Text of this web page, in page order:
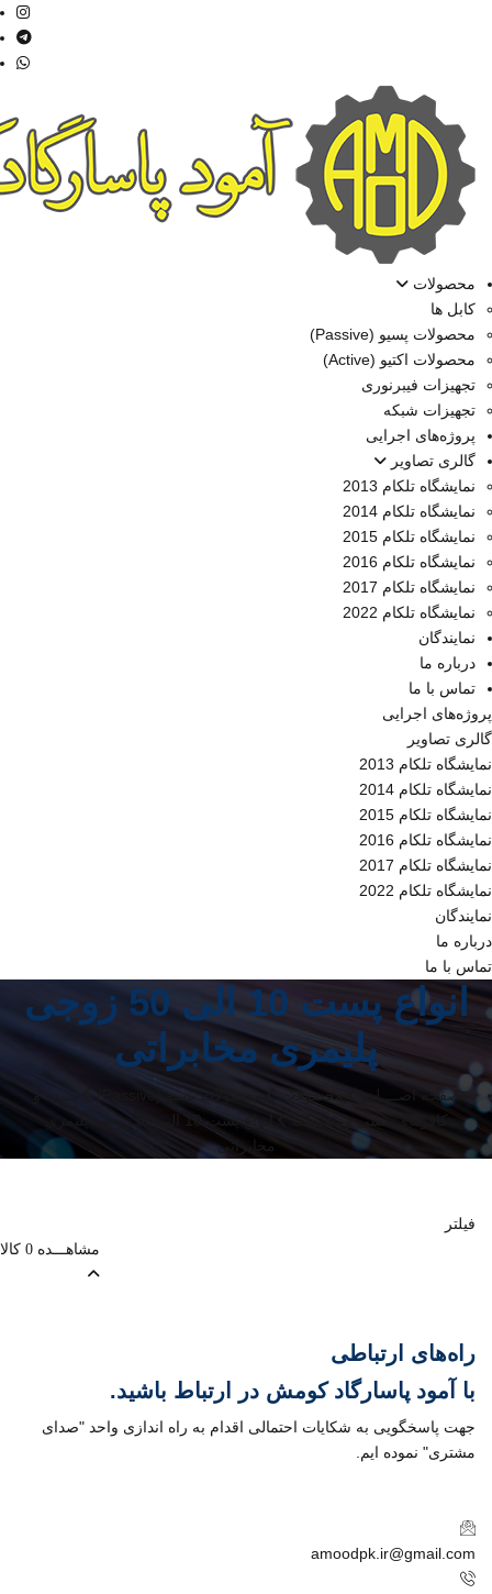
محصولات
کابل ها
محصولات پسیو (Passive)
محصولات اکتیو (Active)
تجهیزات فیبرنوری
تجهیزات شبکه
پروژه‌های اجرایی
گالری تصاویر
نمایشگاه تلکام 2013
نمایشگاه تلکام 2014
نمایشگاه تلکام 2015
نمایشگاه تلکام 2016
نمایشگاه تلکام 2017
نمایشگاه تلکام 2022
نمایندگان
درباره ما
تماس با ما
پروژه‌های اجرایی
گالری تصاویر
نمایشگاه تلکام 2013
نمایشگاه تلکام 2014
نمایشگاه تلکام 2015
نمایشگاه تلکام 2016
نمایشگاه تلکام 2017
نمایشگاه تلکام 2022
نمایندگان
درباره ما
تماس با ما
انواع پست 10 الی 50 زوجی
پلیمری مخابراتی
صفحه اصــــلی محصولات محصولات پسیو (Passive)
پست و
کافوهای مسی ومتعلقات
انواع پست 10 الی 50 زوجی پلیمری
مخابراتی
فیلتر
مشاهـــده 0 کالا
راه‌های ارتباطی
با
آمود پاسارگاد کومش در ارتباط باشید.
جهت پاسخگویی به شکایات احتمالی اقدام به راه اندازی واحد "صدای
مشتری" نموده ایم.
amoodpk.ir@gmail.com